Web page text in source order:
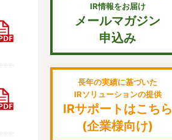
IR情報をお届け
メールマガジン
申込み
長年の実績に基づいた
IRソリューションの提供
IRサポートはこちら
(企業様向け)